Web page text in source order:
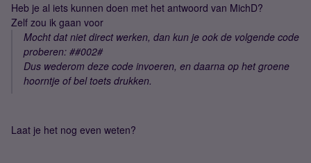
Heb je al iets kunnen doen met het antwoord van MichD?
Zelf zou ik gaan voor
Mocht dat niet direct werken, dan kun je ook de volgende code
proberen: ##002#
Dus wederom deze code invoeren, en daarna op het groene
hoorntje of bel toets drukken.
Laat je het nog even weten?